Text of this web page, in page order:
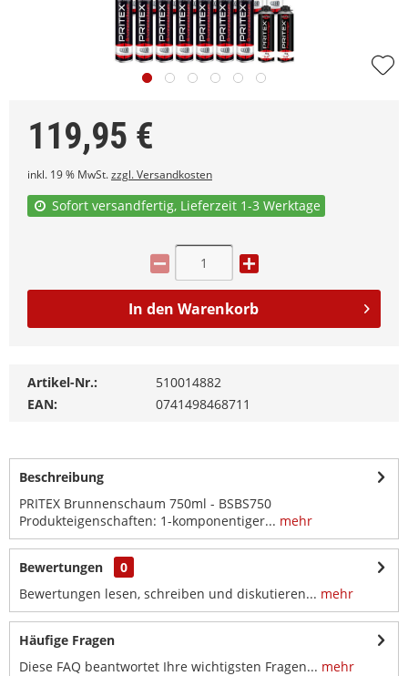
119,95 €
inkl. 19 % MwSt.zzgl. Versandkosten
Sofort versandfertig, Lieferzeit 1-3 Werktage
In den Warenkorb
Artikel-Nr.:
510014882
EAN:
0741498468711
Beschreibung
PRITEX Brunnenschaum 750ml - BSBS750
Produkteigenschaften: 1-komponentiger... mehr
Bewertungen
0
Bewertungen lesen, schreiben und diskutieren... mehr
Häufige Fragen
Diese FAQ beantwortet Ihre wichtigsten Fragen... mehr